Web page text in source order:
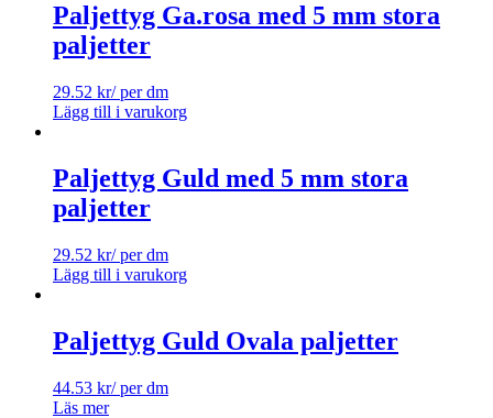
Paljettyg Ga.rosa med 5 mm stora
paljetter
29.52 kr/ per dm
Lägg till i varukorg
Paljettyg Guld med 5 mm stora
paljetter
29.52 kr/ per dm
Lägg till i varukorg
Paljettyg Guld Ovala paljetter
44.53 kr/ per dm
Läs mer